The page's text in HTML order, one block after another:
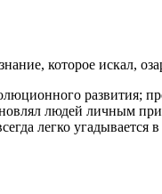
которое искал,
развития;
людей личным
легко угадывается